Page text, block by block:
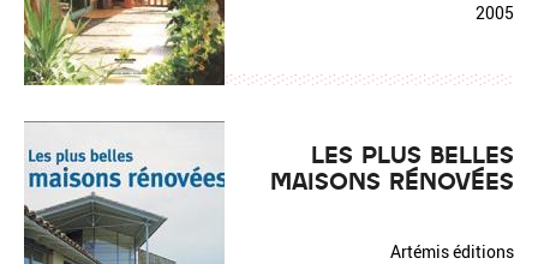
2005
LES PLUS BELLES
MAISONS RÉNOVÉES
Artémis éditions